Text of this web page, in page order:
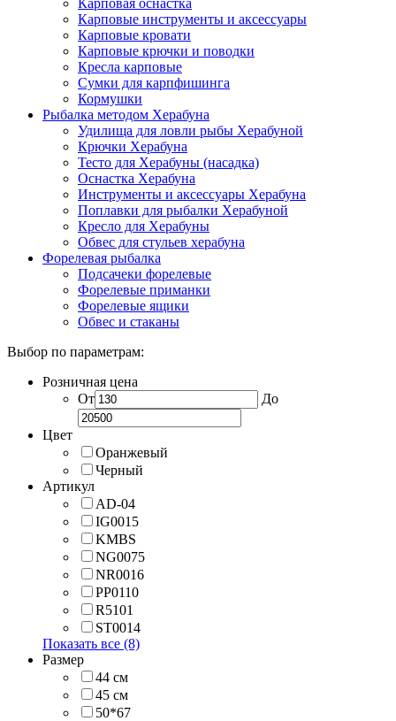
Карповые инструменты и аксессуары
Карповые кровати
Карповые крючки и поводки
Кресла карповые
Сумки для карпфишинга
Кормушки
Рыбалка методом Херабуна
Удилища для ловли рыбы Херабуной
Крючки Херабуна
Тесто для Херабуны (насадка)
Оснастка Херабуна
Инструменты и аксессуары Херабуна
Поплавки для рыбалки Херабуной
Кресло для Херабуны
Обвес для стульев херабуна
Форелевая рыбалка
Подсачеки форелевые
Форелевые приманки
Форелевые ящики
Обвес и стаканы
Выбор по параметрам:
Розничная цена
От
До
Цвет
Оранжевый
Черный
Артикул
AD-04
IG0015
KMBS
NG0075
NR0016
PP0110
R5101
ST0014
Показать все (8)
Размер
44 см
45 см
50*67